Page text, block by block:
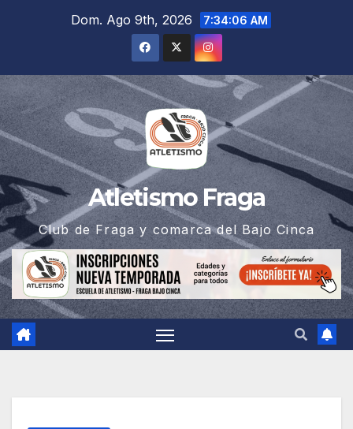
Dom. Ago 9th, 2026 7:34:06 AM
Atletismo Fraga
Club de Fraga y comarca del Bajo Cinca